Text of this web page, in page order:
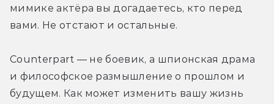
мимике актёра вы догадаетесь, кто перед
вами. Не отстают и остальные.
Counterpart — не боевик, а шпионская драма
и философское размышление о прошлом и
будущем. Как может изменить вашу жизнь